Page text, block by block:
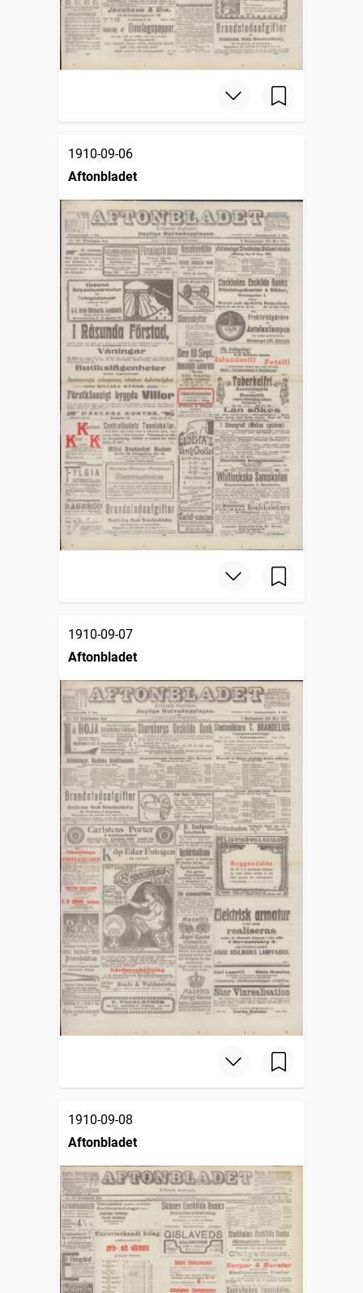
1910-09-06
Aftonbladet
1910-09-07
Aftonbladet
1910-09-08
Aftonbladet